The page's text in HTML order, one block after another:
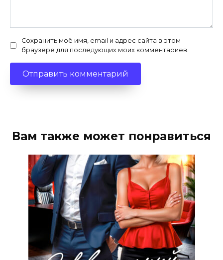
Сохранить моё имя, email и адрес сайта в этом
браузере для последующих моих комментариев.
Вам также может понравиться